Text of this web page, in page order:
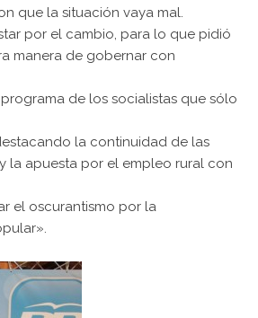
que la situación vaya mal.
por el cambio, para lo que pidió
manera de gobernar con
de los socialistas que sólo
la continuidad de las
la apuesta por el empleo rural con
el oscurantismo por la